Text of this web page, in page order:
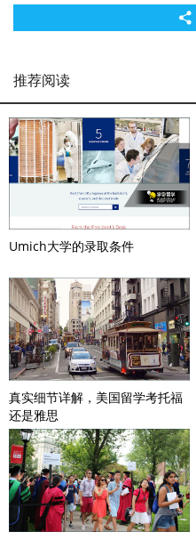
推荐阅读
Umich大学的录取条件
真实细节详解，美国留学考托福
还是雅思